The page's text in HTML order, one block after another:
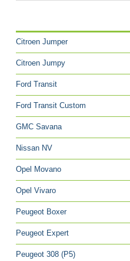
Citroen Jumper
Citroen Jumpy
Ford Transit
Ford Transit Custom
GMC Savana
Nissan NV
Opel Movano
Opel Vivaro
Peugeot Boxer
Peugeot Expert
Peugeot 308 (P5)